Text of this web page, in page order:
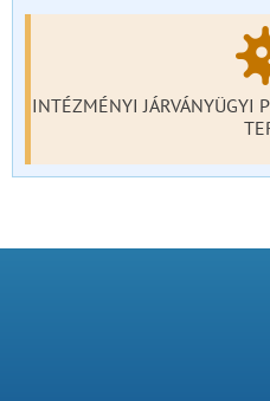
INTÉZMÉNYI JÁRVÁNYÜGYI